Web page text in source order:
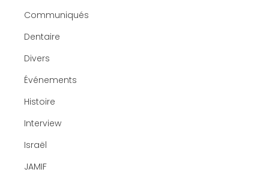
Communiqués
Dentaire
Divers
Événements
Histoire
Interview
Israël
JAMIF